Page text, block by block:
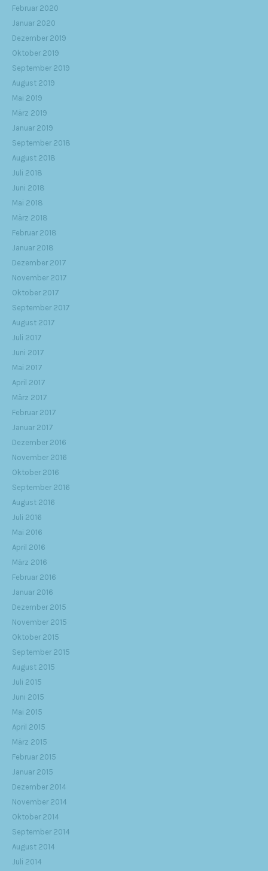
Februar 2020
Januar 2020
Dezember 2019
Oktober 2019
September 2019
August 2019
Mai 2019
März 2019
Januar 2019
September 2018
August 2018
Juli 2018
Juni 2018
Mai 2018
März 2018
Februar 2018
Januar 2018
Dezember 2017
November 2017
Oktober 2017
September 2017
August 2017
Juli 2017
Juni 2017
Mai 2017
April 2017
März 2017
Februar 2017
Januar 2017
Dezember 2016
November 2016
Oktober 2016
September 2016
August 2016
Juli 2016
Mai 2016
April 2016
März 2016
Februar 2016
Januar 2016
Dezember 2015
November 2015
Oktober 2015
September 2015
August 2015
Juli 2015
Juni 2015
Mai 2015
April 2015
März 2015
Februar 2015
Januar 2015
Dezember 2014
November 2014
Oktober 2014
September 2014
August 2014
Juli 2014